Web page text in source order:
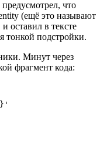
что
(ещё это называют
оставил в тексте
тонкой подстройки.
Минут через
фрагмент кода: